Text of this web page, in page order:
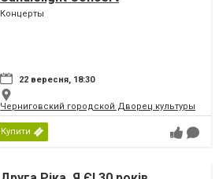
Концерты
22 вересня, 18:30
Черниговский городской Дворец культуры
Купити